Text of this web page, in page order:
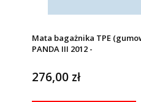
Mata bagażnika TPE
PANDA III 2012 -
276,00 zł